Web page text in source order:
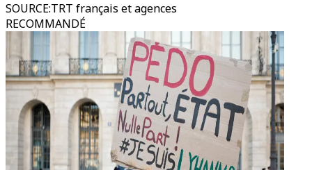
SOURCE:TRT français et agences
RECOMMANDÉ